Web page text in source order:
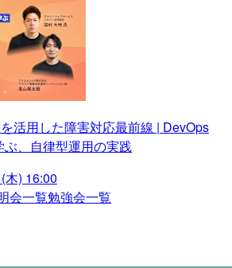
を活用した障害対応最前線 | DevOps
、自律型運用の実践
木) 16:00
会一覧勉強会一覧